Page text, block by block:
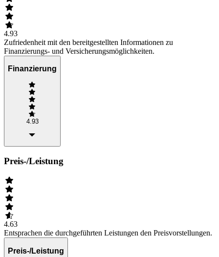
4.93
Zufriedenheit mit den bereitgestellten Informationen zu
Finanzierungs- und Versicherungsmöglichkeiten.
Finanzierung
4.93
Preis-/Leistung
4.63
Entsprachen die durchgeführten Leistungen den Preisvorstellungen.
Preis-/Leistung